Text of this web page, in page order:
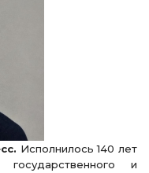
Исполнилось 140 лет
и